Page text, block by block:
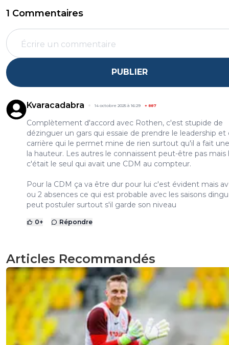
1 Commentaires
PUBLIER
Kvaracadabra 14 octobre 2025 à 16:29 + 887
Complètement d'accord avec Rothen, c'est stupide de
dézinguer un gars qui essaie de prendre le leadership et
carrière qui le permet mine de rien surtout qu'il a fait
la hauteur. Les autres le connaissent peut-être pas mais
c'était le seul qui avait une CDM au compteur.
Pour la CDM ça va être dur pour lui c'est évident mais
ou 2 absences ce qui est probable avec les saisons
peut postuler surtout s'il garde son niveau
0+ Répondre
Articles Recommandés